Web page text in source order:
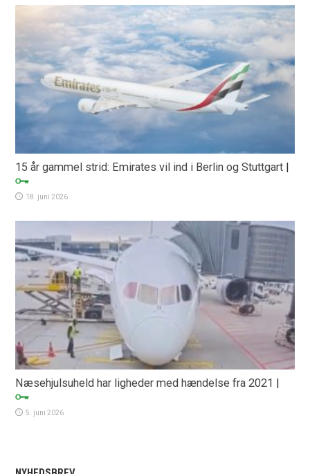
15 år gammel strid: Emirates vil ind i Berlin og Stuttgart |
18. juni 2026
Næsehjulsuheld har ligheder med hændelse fra 2021 |
5. juni 2026